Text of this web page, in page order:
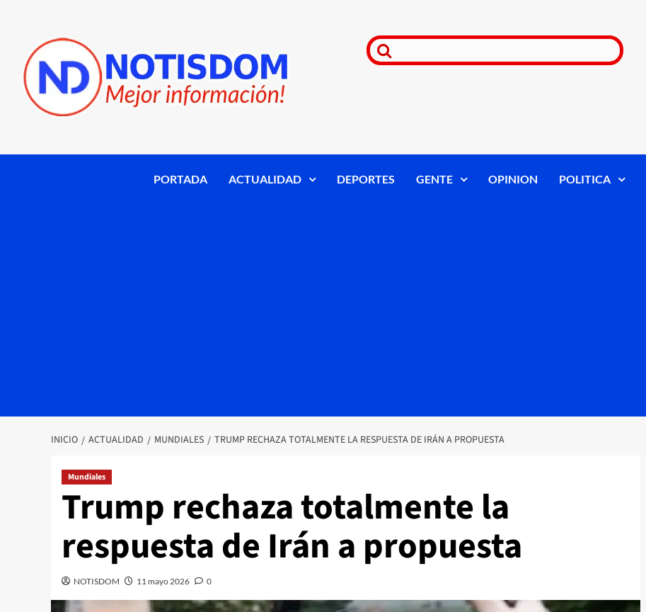
PORTADA ACTUALIDAD DEPORTES GENTE OPINION POLITICA
INICIO ACTUALIDAD MUNDIALES TRUMP RECHAZA TOTALMENTE LA RESPUESTA DE IRÁN A PROPUESTA
Mundiales
Trump rechaza totalmente la
respuesta de Irán a propuesta
NOTISDOM 11 mayo 2026 0